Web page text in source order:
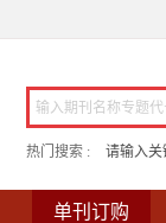
热门搜索 : 请输入关
单刊订购